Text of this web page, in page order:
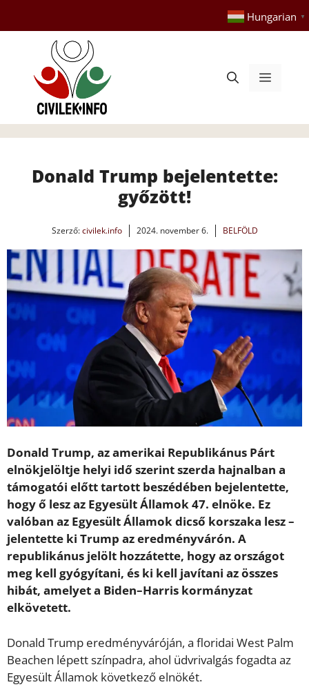
tartalomba
Hungarian ▼
Menü
Donald Trump bejelentette:
győzött!
Szerző:civilek.info 2024. november 6. BELFÖLD
Donald Trump, az amerikai Republikánus Párt
elnökjelöltje helyi idő szerint szerda hajnalban a
támogatói előtt tartott beszédében bejelentette,
hogy ő lesz az Egyesült Államok 47. elnöke. Ez
valóban az Egyesült Államok dicső korszaka lesz –
jelentette ki Trump az eredményvárón. A
republikánus jelölt hozzátette, hogy az országot
meg kell gyógyítani, és ki kell javítani az összes
hibát, amelyet a Biden–Harris kormányzat
elkövetett.
Donald Trump eredményváróján, a floridai West Palm
Beachen lépett színpadra, ahol üdvrivalgás fogadta az
Egyesült Államok következő elnökét.